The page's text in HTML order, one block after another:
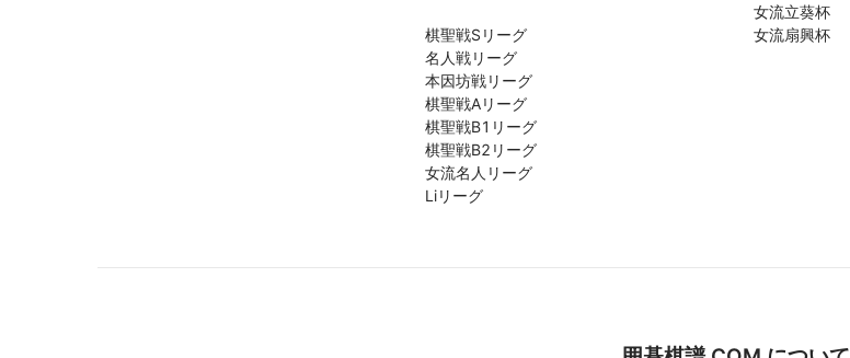
棋聖戦Sリーグ
名人戦リーグ
本因坊戦リーグ
棋聖戦Aリーグ
棋聖戦B1リーグ
棋聖戦B2リーグ
女流名人リーグ
Liリーグ
女流立葵杯
女流扇興杯